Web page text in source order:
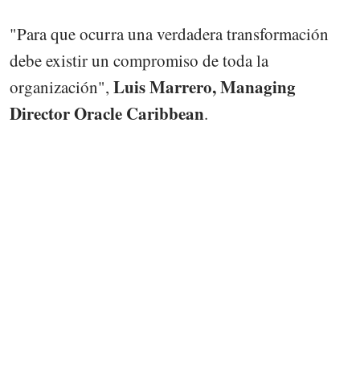
"Para que ocurra una verdadera transformación
debe existir un compromiso de toda la
organización", Luis Marrero,Managing
Director Oracle Caribbean.